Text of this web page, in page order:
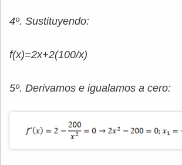
4º. Sustituyendo:
f(x)=2x+2(100/x)
5º. Derivamos e igualamos a cero: